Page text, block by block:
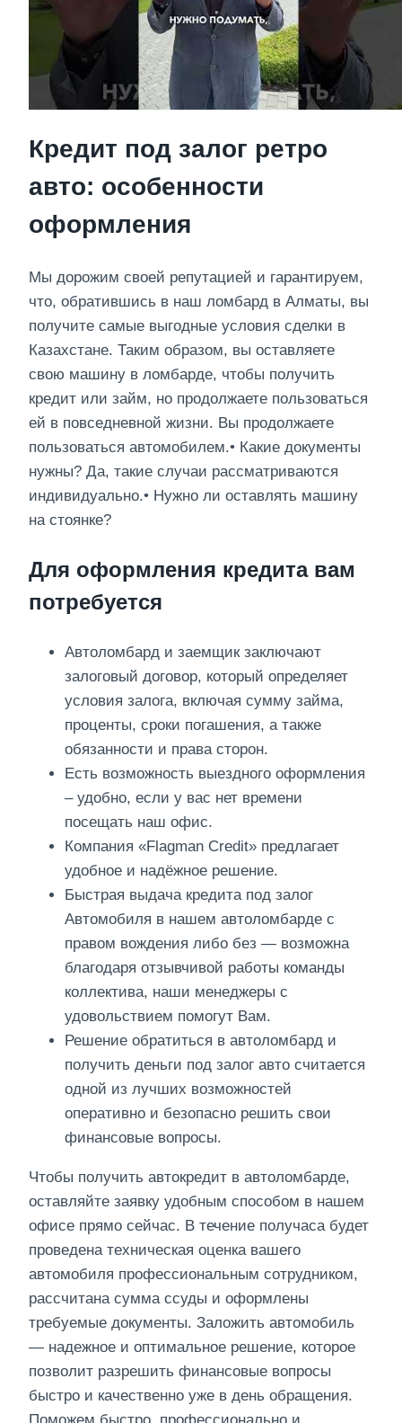
Кредит под залог ретро
авто: особенности
оформления
Мы дорожим своей репутацией и гарантируем,
что, обратившись в наш ломбард в Алматы, вы
получите самые выгодные условия сделки в
Казахстане. Таким образом, вы оставляете
свою машину в ломбарде, чтобы получить
кредит или займ, но продолжаете пользоваться
ей в повседневной жизни. Вы продолжаете
пользоваться автомобилем.• Какие документы
нужны? Да, такие случаи рассматриваются
индивидуально.• Нужно ли оставлять машину
на стоянке?
Для оформления кредита вам
потребуется
Автоломбард и заемщик заключают
залоговый договор, который определяет
условия залога, включая сумму займа,
проценты, сроки погашения, а также
обязанности и права сторон.
Есть возможность выездного оформления
– удобно, если у вас нет времени
посещать наш офис.
Компания «Flagman Credit» предлагает
удобное и надёжное решение.
Быстрая выдача кредита под залог
Автомобиля в нашем автоломбарде с
правом вождения либо без — возможна
благодаря отзывчивой работы команды
коллектива, наши менеджеры с
удовольствием помогут Вам.
Решение обратиться в автоломбард и
получить деньги под залог авто считается
одной из лучших возможностей
оперативно и безопасно решить свои
финансовые вопросы.
Чтобы получить автокредит в автоломбарде,
оставляйте заявку удобным способом в нашем
офисе прямо сейчас. В течение получаса будет
проведена техническая оценка вашего
автомобиля профессиональным сотрудником,
рассчитана сумма ссуды и оформлены
требуемые документы. Заложить автомобиль
— надежное и оптимальное решение, которое
позволит разрешить финансовые вопросы
быстро и качественно уже в день обращения.
Поможем быстро, профессионально и